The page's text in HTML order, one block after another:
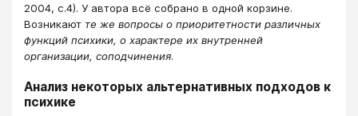
2004, с.4). У автора всё собрано в одной корзине.
Возникают те же вопросы о приоритетности различных
функций психики, о характере их внутренней
организации, соподчинения.
Анализ некоторых альтернативных подходов к
психике